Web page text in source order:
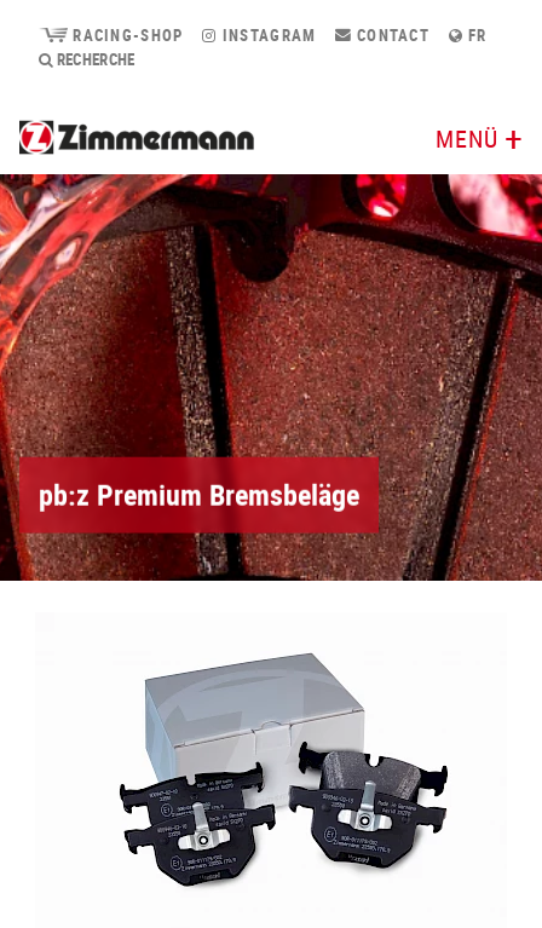
RACING-SHOP INSTAGRAM CONTACT
FR
RECHERCHE
MENÜ
pb:z Premium Bremsbeläge